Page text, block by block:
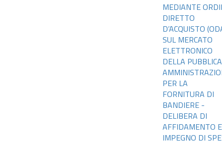
MEDIANTE
DIRETTO
D’ACQUISTO
SUL MERCATO
ELETTRONICO
DELLA PUBBLICA
PER LA
FORNITURA DI
BANDIERE -
DELIBERA DI
AFFIDAMENTO E
IMPEGNO DI